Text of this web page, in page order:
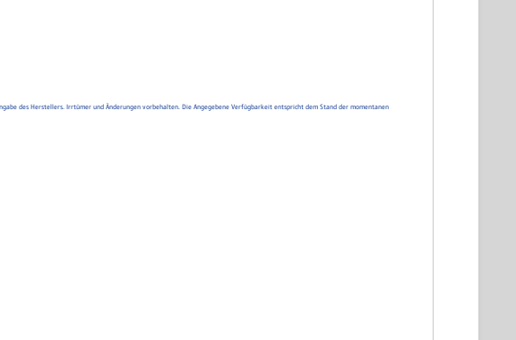
des Herstellers. Irrtümer und Änderungen vorbehalten. Die Angegebene Verfügbarkeit entspricht dem Stand der momentanen